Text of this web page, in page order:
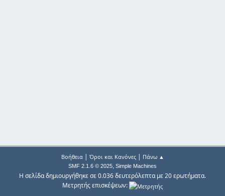
Βοήθεια| Όροι και Κανόνες| Πάνω ▲
SMF 2.1.6 © 2025, Simple Machines
Η σελίδα δημιουργήθηκε σε 0.036 δευτερόλεπτα με 20 ερωτήματα.
Μετρητής επισκέψεων: